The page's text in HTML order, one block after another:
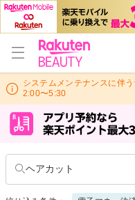
システムメンテナンスに伴
2:00〜5:30
ヘアカット